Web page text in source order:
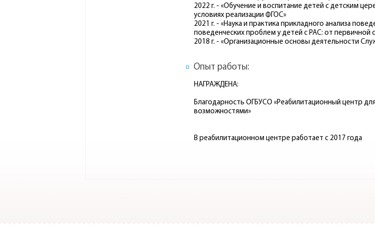
2022 г. - «Обучение и воспитание детей с детским
условиях реализации ФГОС»
2021 г. - «Наука и практика прикладного анализа
поведенческих проблем у детей с РАС: от первичной
2018 г. - «Организационные основы деятельности
Опыт работы:
НАГРАЖДЕНА:
Благодарность ОГБУСО «Реабилитационный центр
возможностями»
В реабилитационном центре работает с 2017 года